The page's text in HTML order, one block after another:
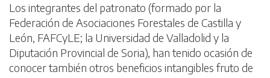
Los integrantes del patronato (formado por la
Federación de Asociaciones Forestales de Castilla y
León, FAFCyLE; la Universidad de Valladolid y la
Diputación Provincial de Soria), han tenido ocasión de
conocer también otros beneficios intangibles fruto de